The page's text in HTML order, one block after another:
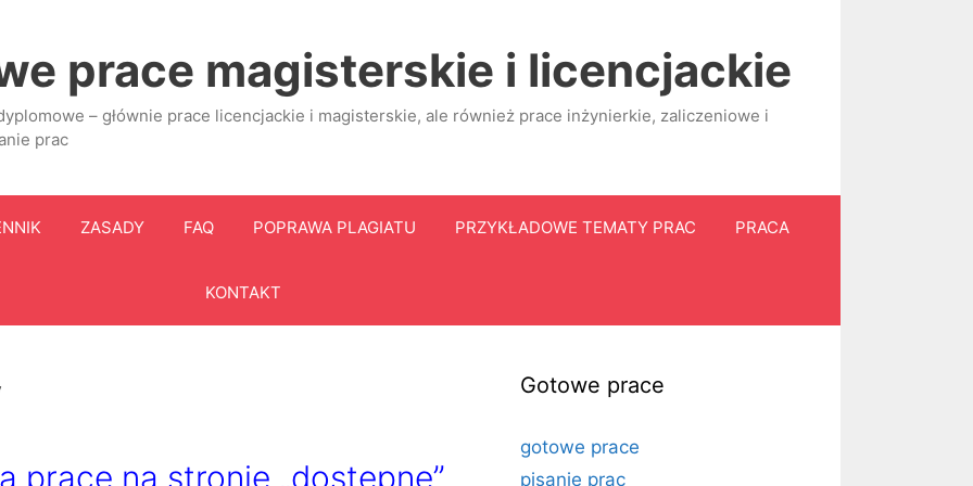
prace magisterskie i licencjackie
– głównie prace licencjackie i magisterskie, ale również prace inżynierkie, zaliczeniowe i
prac
ZASADY FAQ POPRAWA PLAGIATU PRZYKŁADOWE TEMATY PRAC PRACA
KONTAKT
pracę na stronie „dostępne”
Gotowe prace
gotowe prace
pisanie prac